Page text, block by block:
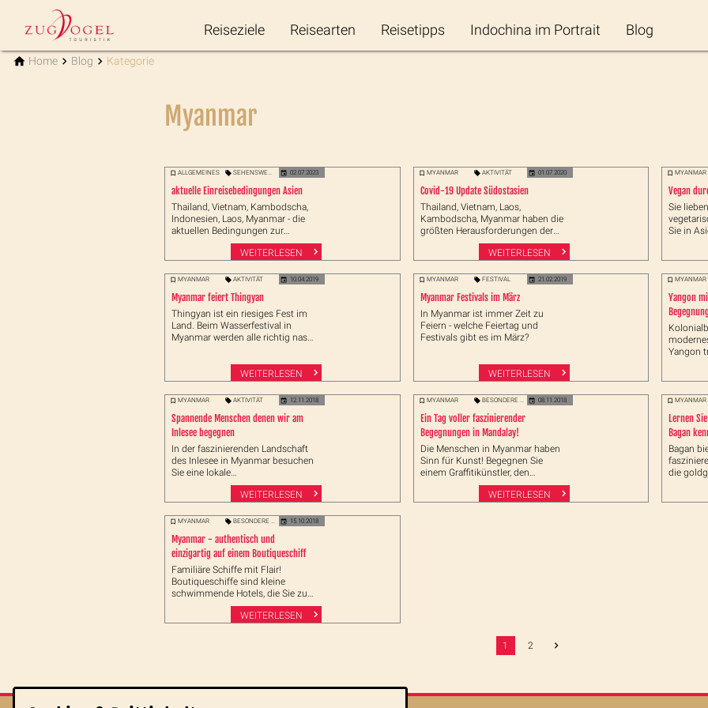
Reiseziele Reisearten Reisetipps Indochina im Portrait Blog
Home Blog Kategorie
Myanmar
ALLGEMEINES SEHENSWERT 02.07.2023
aktuelle Einreisebedingungen Asien
Thailand, Vietnam, Kambodscha,
Indonesien, Laos, Myanmar - die
aktuellen Bedingungen zur
Einreise - alle Länder für Reisende
WEITERLESEN
MYANMAR AKTIVITÄT 01.07.2020
Covid-19 Update Südostasien
Thailand, Vietnam, Laos,
Kambodscha, Myanmar haben die
größten Herausforderungen der
Pandemie gemeistert.
WEITERLESEN
MYANMAR
Vegan
Sie
Sie in
geben
MYANMAR AKTIVITÄT 10.04.2019
Myanmar feiert Thingyan
Thingyan ist ein riesiges Fest im
Land. Beim Wasserfestival in
Myanmar werden alle richtig nass
WEITERLESEN
MYANMAR FESTIVAL 21.02.2019
Myanmar Festivals im März
In Myanmar ist immer Zeit zu
Feiern - welche Feiertag und
Festivals gibt es im März?
WEITERLESEN
MYANMAR
Yangon
Yangon
eine
MYANMAR AKTIVITÄT 12.11.2018
Spannende Menschen denen wir am
Inlesee begegnen
In der faszinierenden Landschaft
des Inlesee in Myanmar besuchen
Sie eine lokale
Zigarrenproduktion, treffen
Handwerker, sprechen mit Bauern
essen Sie mit einer einheimischen
WEITERLESEN
MYANMAR BESONDERE ERLEBNISSE 08.11.2018
Ein Tag voller faszinierender
Begegnungen in Mandalay!
Die Menschen in Myanmar haben
Sinn für Kunst! Begegnen Sie
einem Graffitikünstler, den
Bewahrern traditioneller
Kunsttechniken und einem
WEITERLESEN
MYANMAR
Lernen
Bagan
Bagan
die
den
MYANMAR BESONDERE ERLEBNISSE 15.10.2018
Myanmar - authentisch und
einzigartig auf einem Boutiqueschiff
Familiäre Schiffe mit Flair!
Boutiqueschiffe sind kleine
schwimmende Hotels, die Sie zu
den schönsten Orten Myanmars
bringen. Eine Flusskreuzfahrt ist
WEITERLESEN
1 2